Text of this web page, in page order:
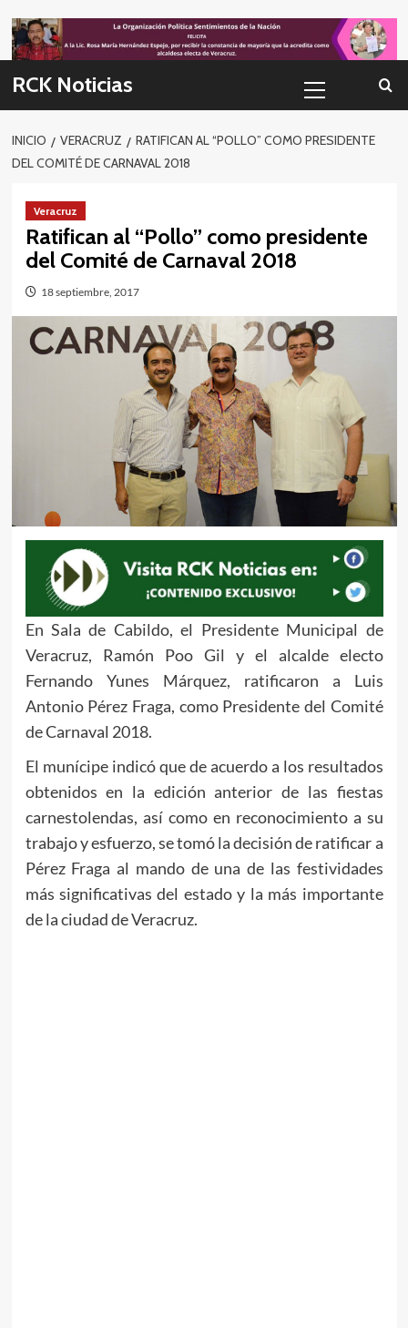
to
content
RCK Noticias
primario
INICIO VERACRUZ
RATIFICAN AL “POLLO” COMO PRESIDENTE
DEL COMITÉ DE CARNAVAL 2018
Veracruz
Ratifican al “Pollo” como presidente
del Comité de Carnaval 2018
18 septiembre, 2017
En Sala de Cabildo, el Presidente Municipal de
Veracruz, Ramón Poo Gil y el alcalde electo
Fernando Yunes Márquez, ratificaron a Luis
Antonio Pérez Fraga, como Presidente del Comité
de Carnaval 2018.
El munícipe indicó que de acuerdo a los resultados
obtenidos en la edición anterior de las fiestas
carnestolendas, así como en reconocimiento a su
trabajo y esfuerzo, se tomó la decisión de ratificar a
Pérez Fraga al mando de una de las festividades
más significativas del estado y la más importante
de la ciudad de Veracruz.